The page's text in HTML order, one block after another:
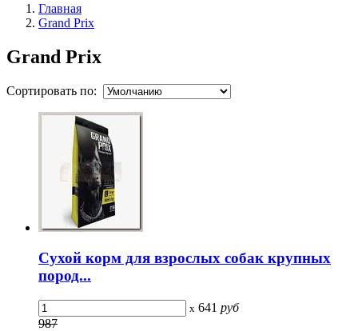
Главная
Grand Prix
Grand Prix
Сортировать по:
Сухой корм для взрослых собак крупных
пород...
x 641 руб
987